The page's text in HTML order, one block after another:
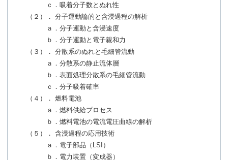
ｃ．吸着分子数とぬれ性
（２）． 分子運動論的と含浸過程の解析
ａ．分子運動と含浸速度
ｂ．分子運動と電子親和力
（３）． 分散系のぬれと毛細管流動
ａ．分散系の静止流体層
ｂ．表面処理分散系の毛細管流動
ｃ．分子吸着確率
（４）． 燃料電池
ａ．燃料供給プロセス
ｂ．燃料電池の電流電圧曲線の解析
（５）． 含浸過程の応用技術
ａ．電子部品（LSI）
ｂ．電力装置（変成器）